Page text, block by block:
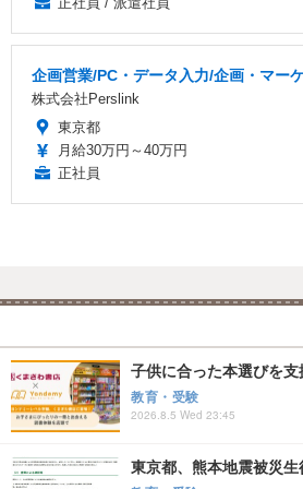
企画営業/PC・データ入力/企画・マー
株式会社Perslink
東京都
月給30万円～40万円
正社員
子供に合った本選びを
教育・受験
2026.8.5 Wed 23:45
東京都、熊本地震被災